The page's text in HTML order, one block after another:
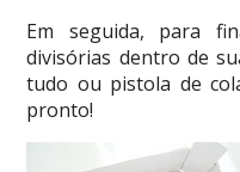
Em seguida, para
divisórias dentro de
tudo ou pistola de
pronto!